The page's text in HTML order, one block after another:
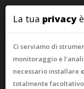
WebAsk
La tua privacy
Ci serviamo di
monitoraggio e
necessario installare
totalmente